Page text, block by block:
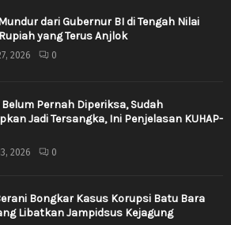
dari Gubernur BI di Tengah Nilai
yang Terus Anjlok
2026 0
Belum Pernah Diperiksa, Sudah
Jadi Tersangka, Ini Penjelasan KUHAP-
2026 0
Bongkar Kasus Korupsi Batu Bara
Libatkan Jampidsus Kejagung